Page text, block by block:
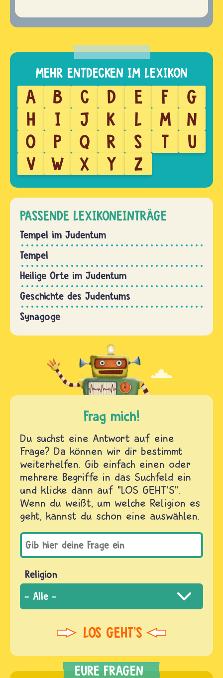
A B C D E F
G
H
I J K L M
N
O
P Q R S T
U
V
W X Y Z
PASSENDE LEXIKONEINTRÄGE
Tempel im Judentum
Tempel
Heilige Orte im Judentum
Geschichte des Judentums
Synagoge
Frag mich!
Du suchst eine Antwort auf eine
Frage? Da können wir dir bestimmt
weiterhelfen. Gib einfach einen oder
mehrere Begriffe in das Suchfeld ein
und klicke dann auf "LOS GEHT'S".
Wenn du weißt, um welche Religion es
geht, kannst du schon eine auswählen.
Religion